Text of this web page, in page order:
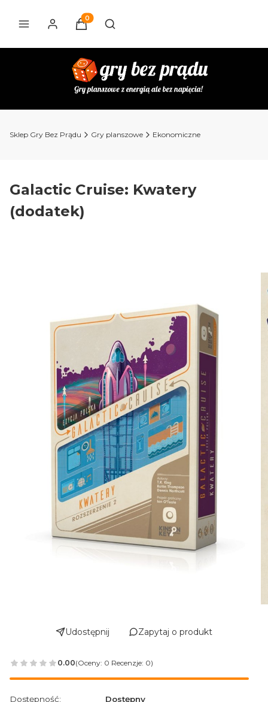
Produkty w koszyku: 0. Zobacz szczegóły
Otwórz wyszukiwarkę
Sklep Gry Bez Prądu Gry planszowe Ekonomiczne
Galactic Cruise: Kwatery
(dodatek)
Udostępnij Zapytaj o produkt
0.00(Oceny: 0 Recenzje: 0)
Przejdź do sekcji Opinie
Dostępność:
Dostępny